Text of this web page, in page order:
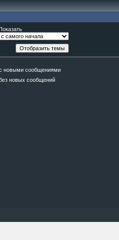
новыми сообщениями
новых сообщений